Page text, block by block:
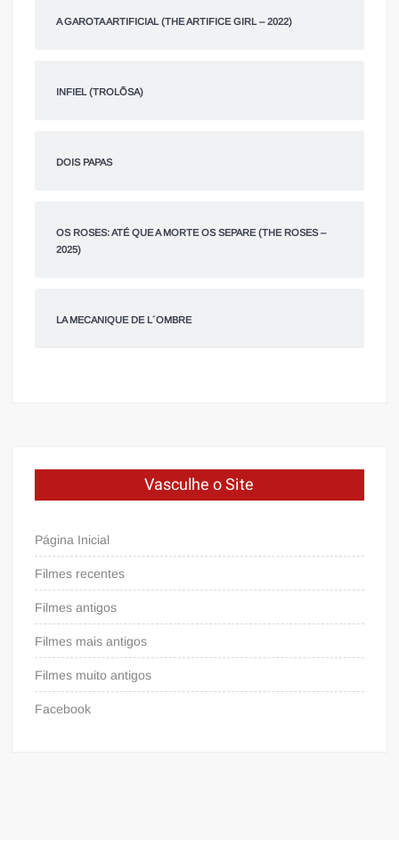
A GAROTA ARTIFICIAL (THE ARTIFICE GIRL – 2022)
INFIEL (TROLÕSA)
DOIS PAPAS
OS ROSES: ATÉ QUE A MORTE OS SEPARE (THE ROSES –
2025)
LA MECANIQUE DE L´OMBRE
Vasculhe o Site
Página Inicial
Filmes recentes
Filmes antigos
Filmes mais antigos
Filmes muito antigos
Facebook